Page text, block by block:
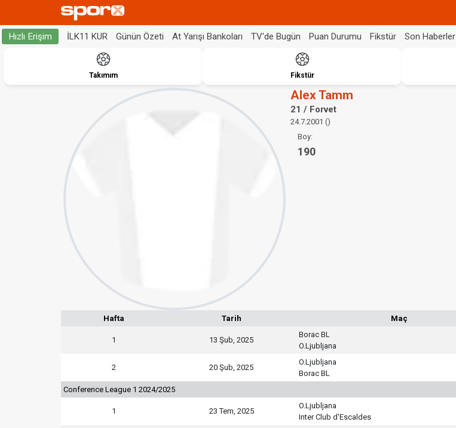
Hızlı Erişim İLK11 KUR Günün Özeti At Yarışı Bankoları TV'de Bugün Puan Durumu Fikstür Son Haberler
Takımım Fikstür
Alex Tamm
21 / Forvet
24.7.2001 ()
Boy:
190
Hafta Tarih Maç
1 13 Şub, 2025
Borac BL
O.Ljubljana
2 20 Şub, 2025
O.Ljubljana
Borac BL
Conference League 1 2024/2025
1 23 Tem, 2025
O.Ljubljana
Inter Club d'Escaldes